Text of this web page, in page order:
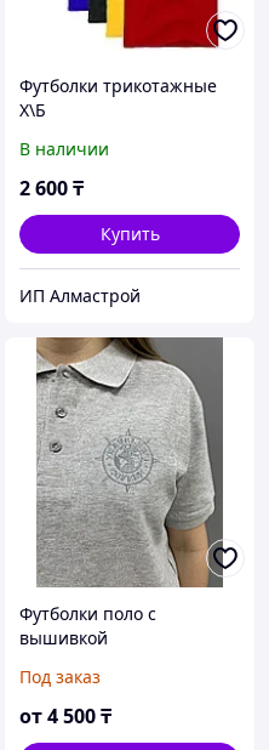
Футболки трикотажные
Х\Б
В наличии
2 600₸
Купить
ИП Алмастрой
Футболки поло с
вышивкой
Под заказ
от4 500₸